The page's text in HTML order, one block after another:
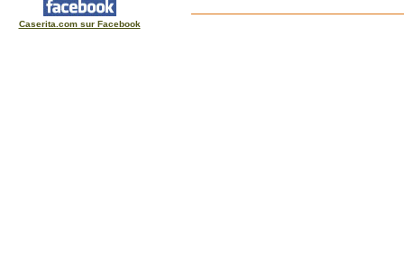
Caserita.com sur Facebook